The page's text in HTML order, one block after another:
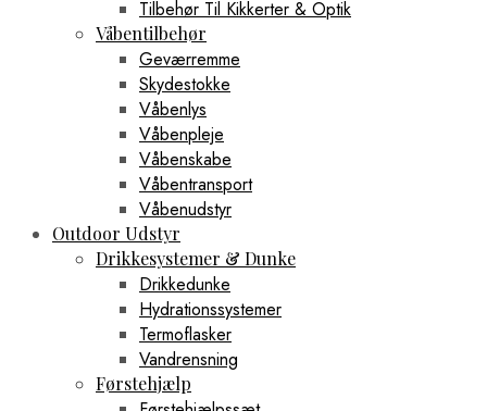
Tilbehør Til Kikkerter & Optik
Våbentilbehør
Geværremme
Skydestokke
Våbenlys
Våbenpleje
Våbenskabe
Våbentransport
Våbenudstyr
Outdoor Udstyr
Drikkesystemer & Dunke
Drikkedunke
Hydrationssystemer
Termoflasker
Vandrensning
Førstehjælp